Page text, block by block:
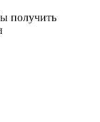
получить